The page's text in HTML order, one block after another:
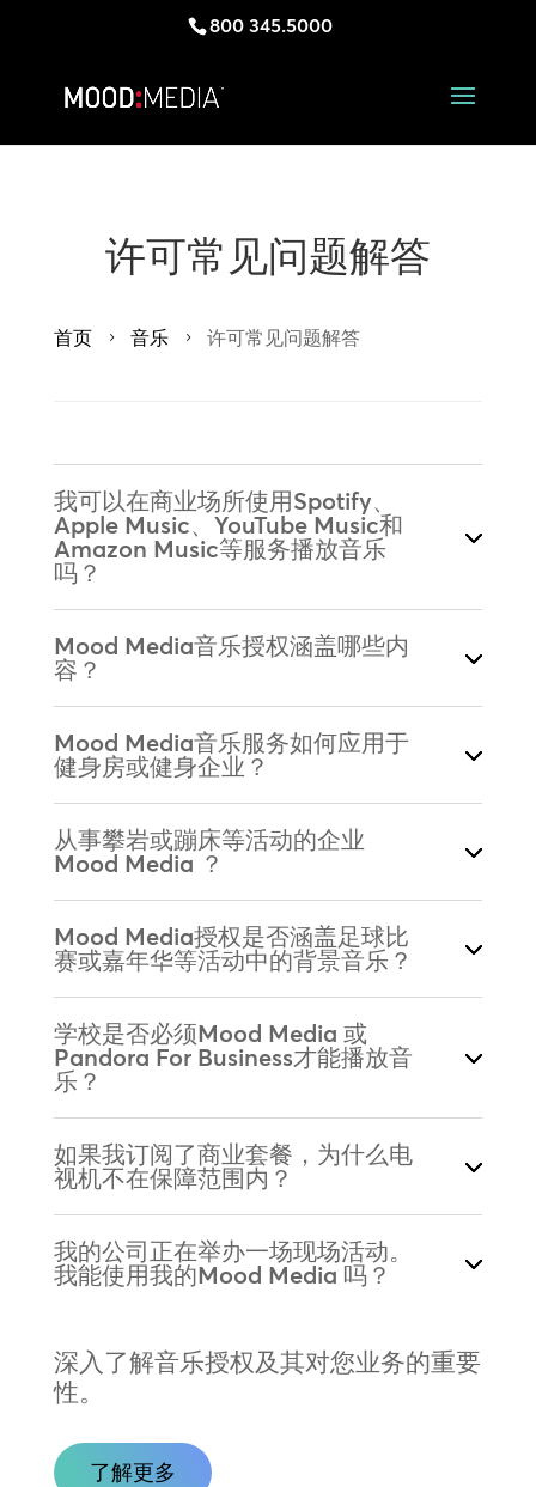
800 345.5000
许可常见问题解答
首页 5 音乐 5 许可常见问题解答
我可以在商业场所使用Spotify、
Apple Music、YouTube Music和
Amazon Music等服务播放音乐
吗？
Mood Media音乐授权涵盖哪些内
容？
Mood Media音乐服务如何应用于
健身房或健身企业？
从事攀岩或蹦床等活动的企业
Mood Media ？
Mood Media授权是否涵盖足球比
赛或嘉年华等活动中的背景音乐？
学校是否必须Mood Media 或
Pandora For Business才能播放音
乐？
如果我订阅了商业套餐，为什么电
视机不在保障范围内？
我的公司正在举办一场现场活动。
我能使用我的Mood Media 吗？
深入了解音乐授权及其对您业务的重要
性。
了解更多